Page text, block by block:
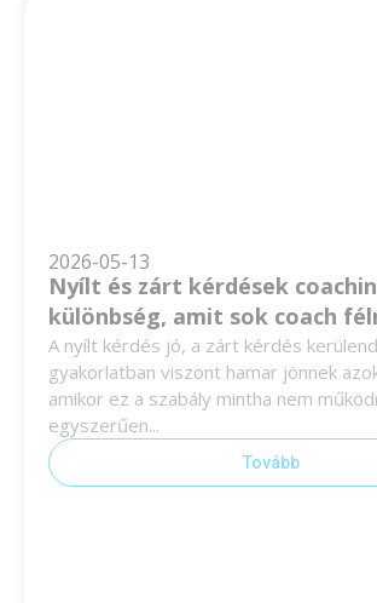
2026-05-13
Nyílt és zárt kérdések
különbség, amit sok coach
A nyílt kérdés jó, a zárt kérdés
gyakorlatban viszont hamar jönnek
amikor ez a szabály mintha nem
egyszerűen...
Tovább